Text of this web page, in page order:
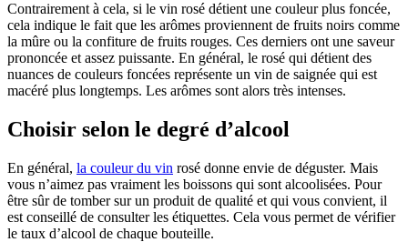
Contrairement à cela, si le vin rosé détient une couleur plus foncée,
cela indique le fait que les arômes proviennent de fruits noirs comme
la mûre ou la confiture de fruits rouges. Ces derniers ont une saveur
prononcée et assez puissante. En général, le rosé qui détient des
nuances de couleurs foncées représente un vin de saignée qui est
macéré plus longtemps. Les arômes sont alors très intenses.
Choisir selon le degré d’alcool
En général, la couleur du vin rosé donne envie de déguster. Mais
vous n’aimez pas vraiment les boissons qui sont alcoolisées. Pour
être sûr de tomber sur un produit de qualité et qui vous convient, il
est conseillé de consulter les étiquettes. Cela vous permet de vérifier
le taux d’alcool de chaque bouteille.